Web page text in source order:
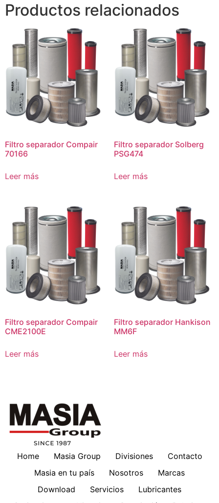
Productos relacionados
Filtro separador Compair
70166
Leer más
Filtro separador Solberg
PSG474
Leer más
Filtro separador Compair
CME2100E
Leer más
Filtro separador Hankison
MM6F
Leer más
Home Masia Group Divisiones
Contacto
Masia en tu país
Nosotros
Marcas
Download
Servicios
Lubricantes